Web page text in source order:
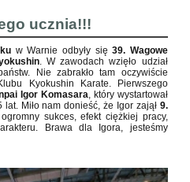
ucznia!!!
w Warnie odbyły się39. Wagowe
. W zawodach wzięło udział
Nie zabrakło tam oczywiście
Kyokushin Karate . Pierwszego
Igor Komasara , który wystartował
Miło nam donieść, że Igor zajął 9.
sukces, efekt ciężkiej pracy,
Brawa dla Igora, jesteśmy